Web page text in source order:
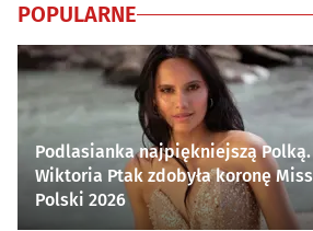
POPULARNE
Podlasianka najpiękniejszą Polką.
Wiktoria Ptak zdobyła koronę Miss
Polski 2026